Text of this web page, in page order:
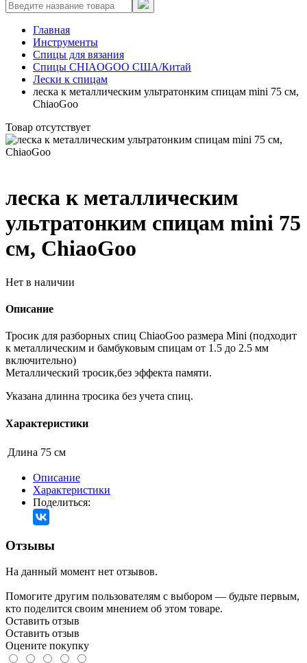
Главная
Инструменты
Спицы для вязания
Спицы CHIAOGOO США/Китай
Лески к спицам
леска к металлическим ультратонким спицам mini 75 см,
ChiaoGoo
Товар отсутствует
леска к металлическим
ультратонким спицам mini 75
см, ChiaoGoo
Нет в наличии
Описание
Тросик для разборных спиц ChiaoGoo размера Mini (подходит
к металлическим и бамбуковым спицам от 1.5 до 2.5 мм
включительно)
Металлический тросик,без эффекта памяти.
Указана длинна тросика без учета спиц.
Характеристики
Длина 75 см
Описание
Характеристики
Поделиться:
Отзывы
На данный момент нет отзывов.
Помогите другим пользователям с выбором — будьте первым,
кто поделится своим мнением об этом товаре.
Оставить отзыв
Оставить отзыв
Оцените покупку